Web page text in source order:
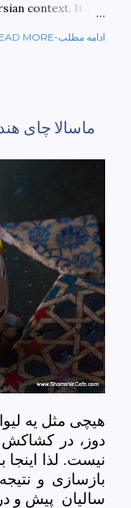
context. It is
bridge between
READ MORE-ادامه مطلب
ماسالا چای
هیچی مثل یه
دوز، در کشاکش
نیست. لذا اینجا
بازسازی و
سالیان پیش و